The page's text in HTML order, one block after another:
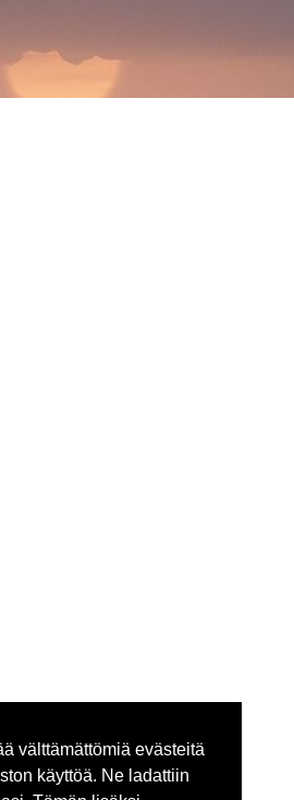
välttämättömiä evästeitä
käyttöä. Ne ladattiin